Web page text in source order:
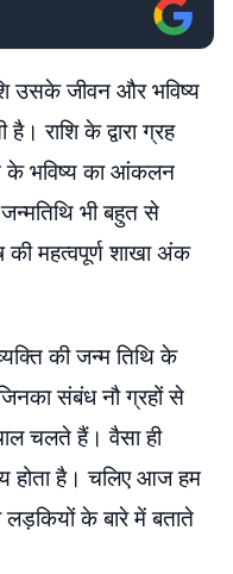
उसके जीवन और भविष्य
राशि के द्वारा ग्रह
के भविष्य का आंकलन
भी बहुत से
महत्वपूर्ण शाखा अंक
की जन्म तिथि के
संबंध नौ ग्रहों से
चलते हैं। वैसा ही
होता है। चलिए आज हम
के बारे में बताते